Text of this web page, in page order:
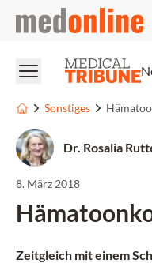
medonline
Sonstiges
Dr. Rosalia
8. März 2018
Zeitgleich mit einem